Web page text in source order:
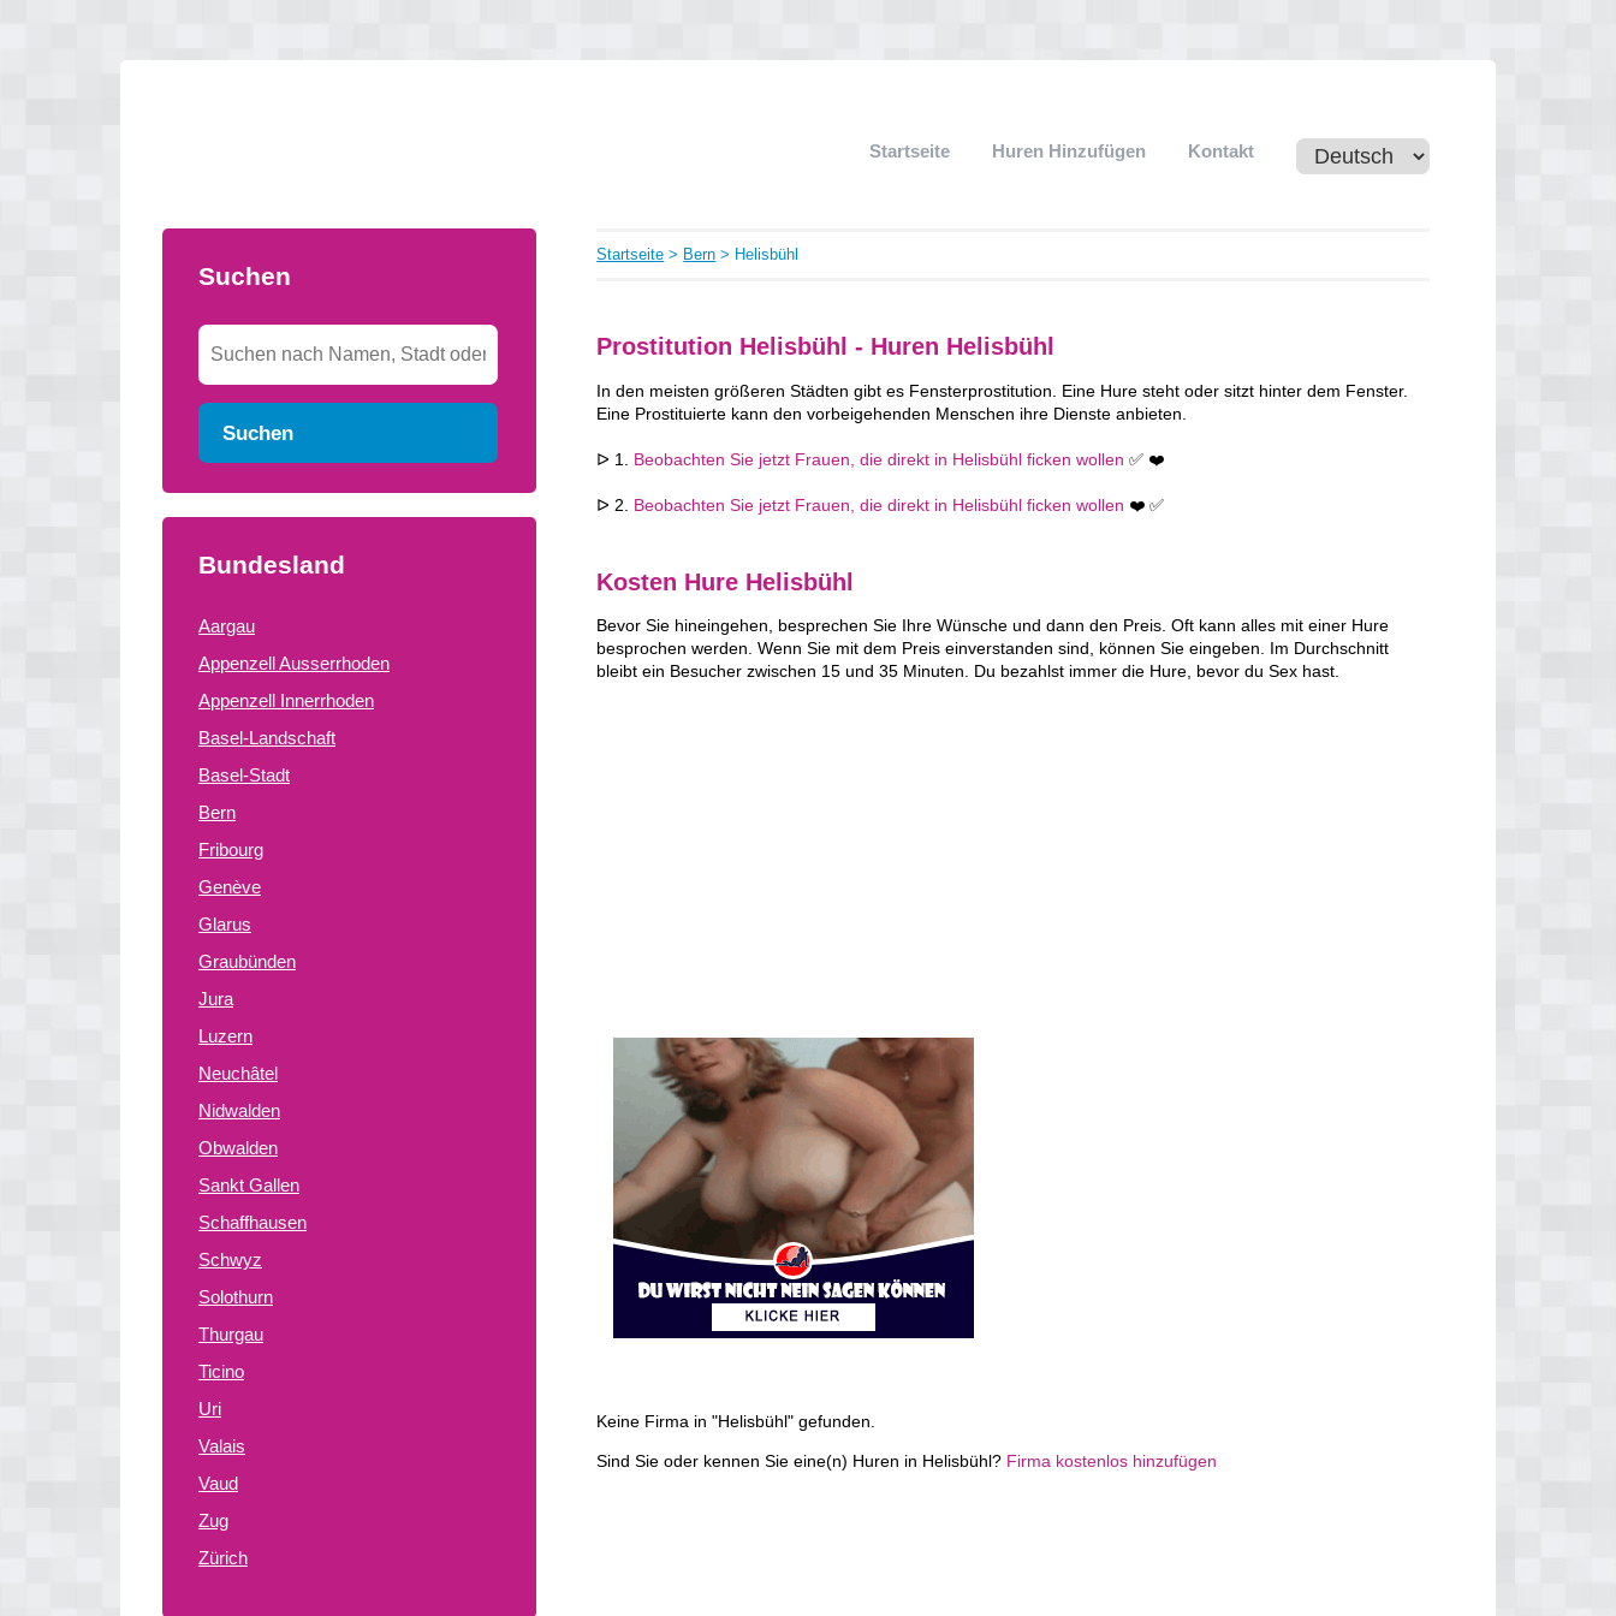
Startseite Huren Hinzufügen Kontakt
Suchen
Suchen
Bundesland
Aargau
Appenzell Ausserrhoden
Appenzell Innerrhoden
Basel-Landschaft
Basel-Stadt
Bern
Fribourg
Genève
Glarus
Graubünden
Jura
Luzern
Neuchâtel
Nidwalden
Obwalden
Sankt Gallen
Schaffhausen
Schwyz
Solothurn
Thurgau
Ticino
Uri
Valais
Vaud
Zug
Zürich
Startseite > Bern > Helisbühl
Prostitution Helisbühl - Huren Helisbühl
In den meisten größeren Städten gibt es Fensterprostitution. Eine Hure steht oder sitzt hinter dem Fenster.
Eine Prostituierte kann den vorbeigehenden Menschen ihre Dienste anbieten.
ᐅ 1. Beobachten Sie jetzt Frauen, die direkt in Helisbühl ficken wollen ✅ ❤️
ᐅ 2. Beobachten Sie jetzt Frauen, die direkt in Helisbühl ficken wollen ❤️ ✅
Kosten Hure Helisbühl
Bevor Sie hineingehen, besprechen Sie Ihre Wünsche und dann den Preis. Oft kann alles mit einer Hure
besprochen werden. Wenn Sie mit dem Preis einverstanden sind, können Sie eingeben. Im Durchschnitt
bleibt ein Besucher zwischen 15 und 35 Minuten. Du bezahlst immer die Hure, bevor du Sex hast.
Keine Firma in "Helisbühl" gefunden.
Sind Sie oder kennen Sie eine(n) Huren in Helisbühl? Firma kostenlos hinzufügen